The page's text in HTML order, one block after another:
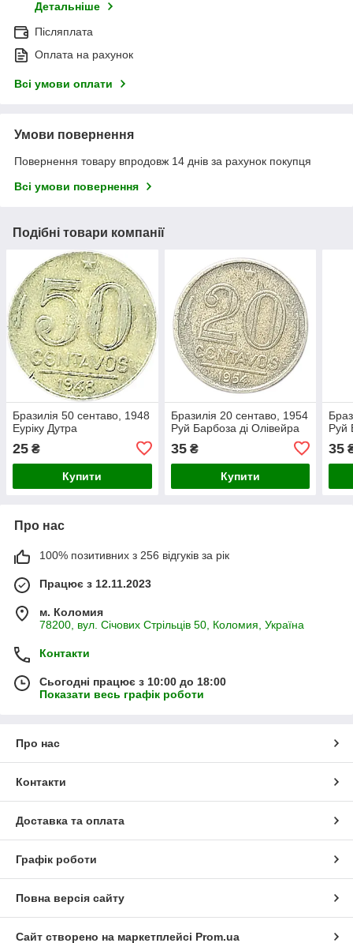
Детальніше
Післяплата
Оплата на рахунок
Всі умови оплати
Умови повернення
Повернення товару впродовж 14 днів за рахунок покупця
Всі умови повернення
Подібні товари компанії
Бразилія 50 сентаво, 1948
Еуріку Дутра
25 ₴
Купити
Бразилія 20 сентаво, 1954
Руй Барбоза ді Олівейра
35₴
Купити
Руй
35
Про нас
100% позитивних з 256 відгуків за рік
Працює з 12.11.2023
м. Коломия
78200, вул. Січових Стрільців 50, Коломия, Україна
Контакти
Сьогодні працює з 10:00 до 18:00
Показати весь графік роботи
Про нас
Контакти
Доставка та оплата
Графік роботи
Повна версія сайту
Сайт створено на маркетплейсі Prom.ua